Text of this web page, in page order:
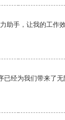
助手，让我的工作
已经为我们带来了